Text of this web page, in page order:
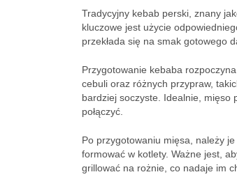
Tradycyjny kebab perski, znany
kluczowe jest użycie
przekłada się na smak gotowego
Przygotowanie kebaba
cebuli oraz różnych przypraw,
bardziej soczyste. Idealnie, mięso
połączyć.
Po przygotowaniu mięsa, należy
formować w kotlety. Ważne jest,
grillować na rożnie, co nadaje im